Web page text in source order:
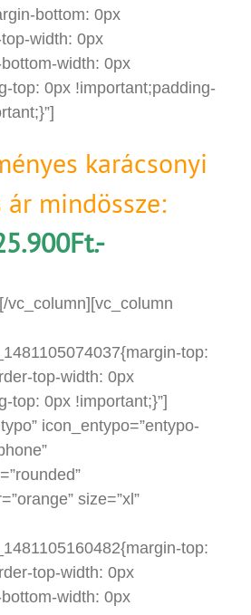
bottom: 0px
width: 0px
width: 0px
top: 0px !important;padding-
karácsonyi
ár mindössze:
vc_column][vc_column
top:
top-width: 0px
top: 0px !important;}”]
icon_entypo=”entypo-
size=”xl”
top:
top-width: 0px
width: 0px